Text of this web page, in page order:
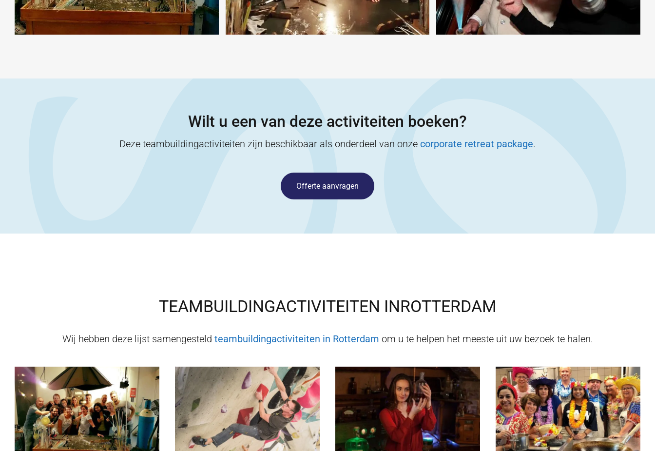
Wilt u een van deze activiteiten boeken?
Deze teambuildingactiviteiten zijn beschikbaar als onderdeel van onze corporate retreat package.
Offerte aanvragen
TEAMBUILDINGACTIVITEITEN INROTTERDAM
Wij hebben deze lijst samengesteld teambuildingactiviteiten in Rotterdam om u te helpen het meeste uit uw bezoek te halen.